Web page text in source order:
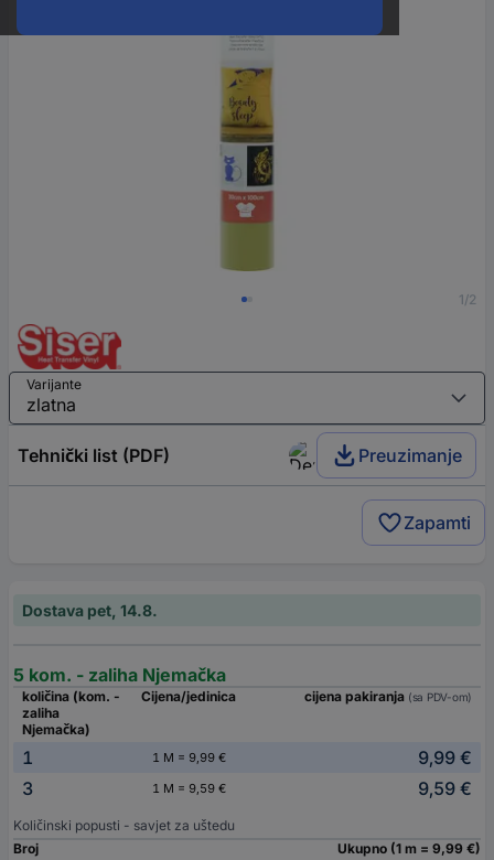
1/2
Varijante
Tehnički list (PDF) Preuzimanje
Zapamti
Dostava pet, 14.8.
5 kom. - zaliha Njemačka
količina (kom. -
zaliha
Njemačka)
Cijena/jedinica cijena pakiranja (sa PDV-om)
1 1 M = 9,99 €
9,99 €
3
1 M = 9,59 € 9,59 €
Količinski popusti - savjet za uštedu
Broj
Ukupno (1 m = 9,99 €)